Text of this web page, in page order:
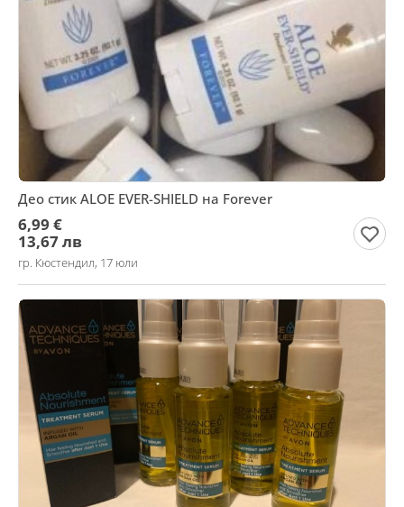
Део стик ALOE EVER-SHIELD на Forever
6,99 €
13,67 лв
гр. Кюстендил, 17 юли